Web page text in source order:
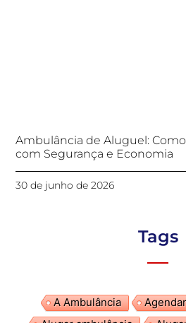
Ambulância de Aluguel:
com Segurança e Economia
30 de junho de 2026
Tags
A Ambulância